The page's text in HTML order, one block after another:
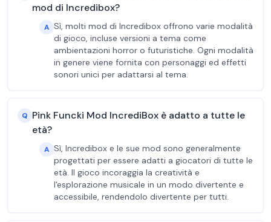
mod di Incredibox?
A Sì, molti mod di Incredibox offrono varie modalità
di gioco, incluse versioni a tema come
ambientazioni horror o futuristiche. Ogni modalità
in genere viene fornita con personaggi ed effetti
sonori unici per adattarsi al tema.
Q Pink Funcki Mod IncrediBox è adatto a tutte le
età?
A Sì, Incredibox e le sue mod sono generalmente
progettati per essere adatti a giocatori di tutte le
età. Il gioco incoraggia la creatività e
l'esplorazione musicale in un modo divertente e
accessibile, rendendolo divertente per tutti.